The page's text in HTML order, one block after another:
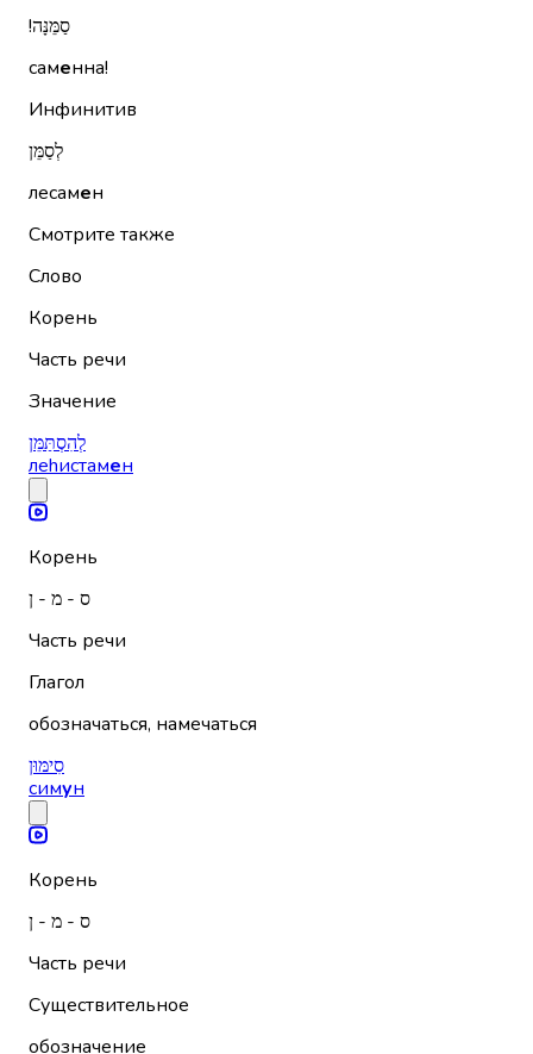
סַמֵּנָּה!‏
саменна!
Инфинитив
לְסַמֵּן
лесамен
Смотрите также
Слово
Корень
Часть речи
Значение
לְהִסְתַּמֵּן
леhистамен
Корень
ס - מ - ן
Часть речи
Глагол
обозначаться, намечаться
סִימּוּן
симун
Корень
ס - מ - ן
Часть речи
Существительное
обозначение